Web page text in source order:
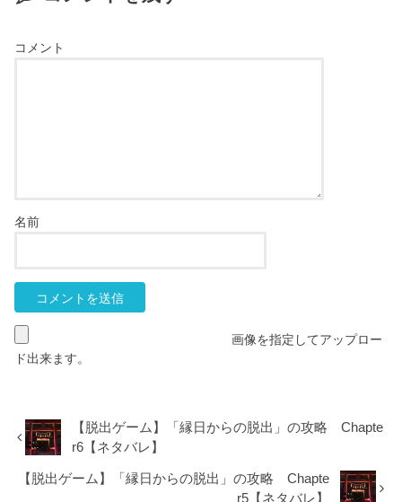
コメント
名前
画像を指定してアップロー
ド出来ます。
【脱出ゲーム】「縁日からの脱出」の攻略 Chapte
r6【ネタバレ】
【脱出ゲーム】「縁日からの脱出」の攻略 Chapte
r5【ネタバレ】